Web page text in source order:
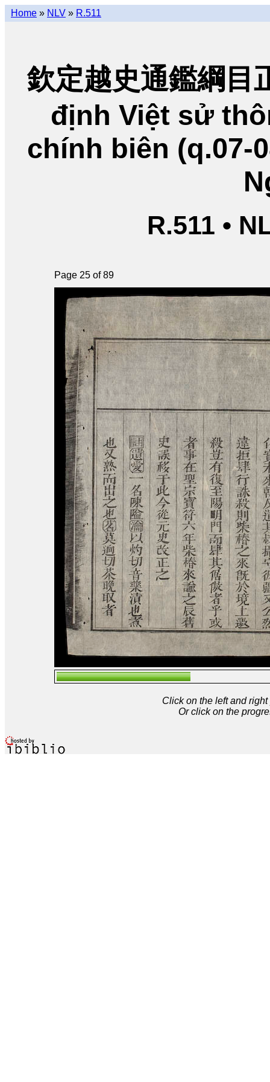
Home » NLV » R.511
欽定越史通鑑綱目
định Việt sử
chính biên (q.07-
R.511 •
Page 25 of 89
Click on the left and
Or click on the